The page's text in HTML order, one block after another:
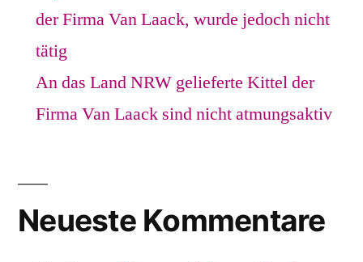
der Firma Van Laack, wurde jedoch nicht
tätig
An das Land NRW gelieferte Kittel der
Firma Van Laack sind nicht atmungsaktiv
Neueste Kommentare